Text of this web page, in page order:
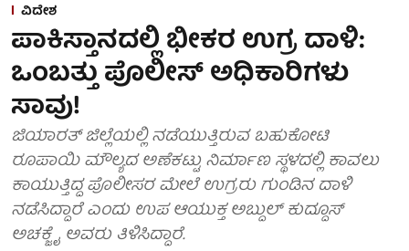
ವಿದೇಶ
ಪಾಕಿಸ್ತಾನದಲ್ಲಿ ಭೀಕರ ಉಗ್ರ ದಾಳಿ:
ಒಂಬತ್ತು ಪೊಲೀಸ್ ಅಧಿಕಾರಿಗಳು
ಸಾವು!
ಜಿಯಾರತ್ ಜಿಲ್ಲೆಯಲ್ಲಿ ನಡೆಯುತ್ತಿರುವ ಬಹುಕೋಟಿ
ರೂಪಾಯಿ ಮೌಲ್ಯದ ಅಣೆಕಟ್ಟು ನಿರ್ಮಾಣ ಸ್ಥಳದಲ್ಲಿ ಕಾವಲು
ಕಾಯುತ್ತಿದ್ದ ಪೊಲೀಸರ ಮೇಲೆ ಉಗ್ರರು ಗುಂಡಿನ ದಾಳಿ
ನಡೆಸಿದ್ದಾರೆ ಎಂದು ಉಪ ಆಯುಕ್ತ ಅಬ್ದುಲ್ ಕುದ್ದೂಸ್
ಅಚಕ್ಜೈ ಅವರು ತಿಳಿಸಿದ್ದಾರೆ.